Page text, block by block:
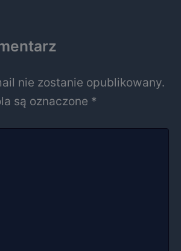
nie zostanie opublikowany.
są oznaczone *